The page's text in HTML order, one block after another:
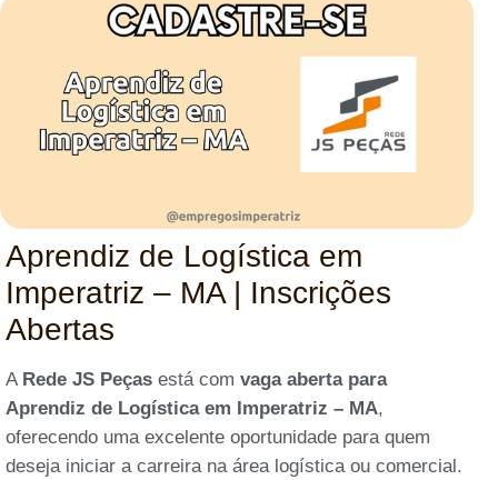
Aprendiz de Logística em
Imperatriz – MA | Inscrições
Abertas
A Rede JS Peças está com vaga aberta para
Aprendiz de Logística em Imperatriz – MA,
oferecendo uma excelente oportunidade para quem
deseja iniciar a carreira na área logística ou comercial.